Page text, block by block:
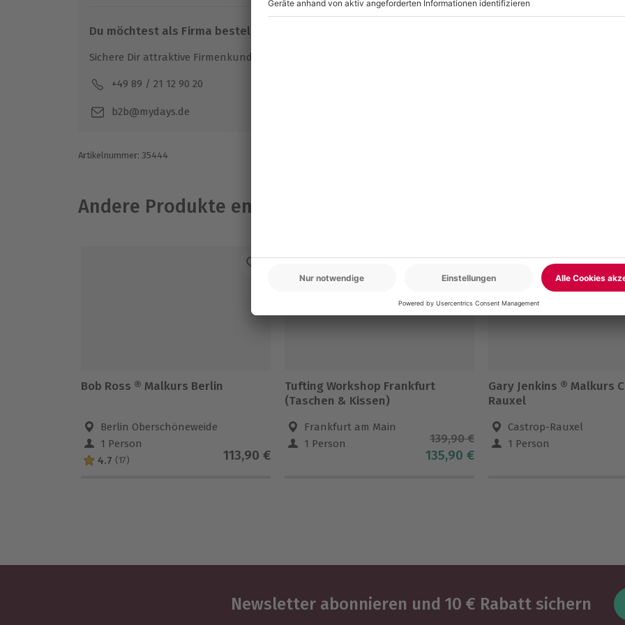
Du möchtest als Firma bestellen?
Sichere Dir attraktive Firmenkunden Vorteile.
+49 89 / 21 12 90 20
b2b@mydays.de
Artikelnummer: 35444
Andere Produkte entdecken
Bob Ross ® Malkurs Berlin
Berlin Oberschöneweide
1 Person
4.7 (17) 113,90 €
Tufting Workshop Frankfurt
(Taschen & Kissen)
Frankfurt am Main
1 Person
139,90 €
135,90 €
Gary Jenkins ® Malkurs
Rauxel
Castrop-Rauxel
1 Person
Newsletter abonnieren und 10 € Rabatt sichern